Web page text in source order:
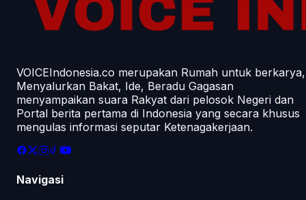
VOICEIndonesia.co merupakan Rumah untuk berkarya,
Menyalurkan Bakat, Ide, Beradu Gagasan
menyampaikan suara Rakyat dari pelosok Negeri dan
Portal berita pertama di Indonesia yang secara khusus
mengulas informasi seputar Ketenagakerjaan.
Navigasi